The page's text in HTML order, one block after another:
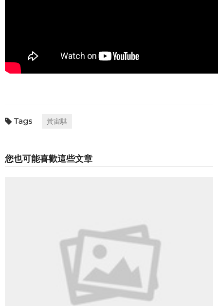
黃宙騏
您也可能喜歡這些文章